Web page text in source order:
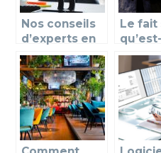
Nos conseils
d’experts en
cold emailing
Le fait
c’est
il